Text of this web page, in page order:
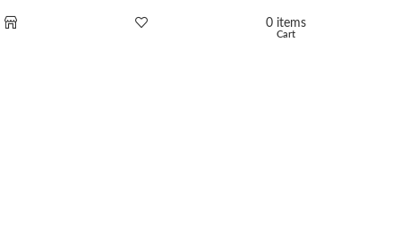
0 items
Cart